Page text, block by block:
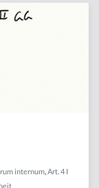
internum Art. 4 I